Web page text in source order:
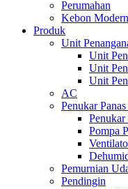
Perumahan
Kebon Modern
Produk
Unit
Unit
Unit
Unit
AC
Penukar
Penukar
Pompa
Pemurnian
Pendingin